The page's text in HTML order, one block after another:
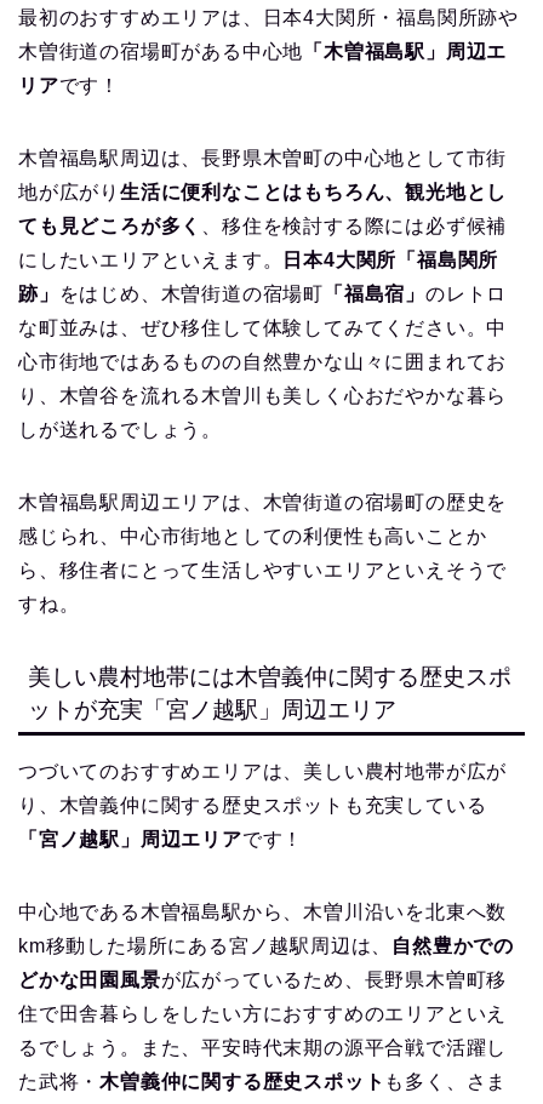
最初のおすすめエリアは、日本4大関所・福島関所跡や
木曽街道の宿場町がある中心地 「木曽福島駅」周辺エ
リアです！
木曽福島駅周辺は、長野県木曽町の中心地として市街
地が広がり 生活に便利なことはもちろん、観光地とし
ても見どころが多く
、移住を検討する際には必ず候補
にしたいエリアといえます。
日本4大関所「福島関所
跡」
をはじめ、木曽街道の宿場町 「福島宿」のレトロ
な町並みは、ぜひ移住して体験してみてください。中
心市街地ではあるものの自然豊かな山々に囲まれてお
り、木曽谷を流れる木曽川も美しく心おだやかな暮ら
しが送れるでしょう。
木曽福島駅周辺エリアは、木曽街道の宿場町の歴史を
感じられ、中心市街地としての利便性も高いことか
ら、移住者にとって生活しやすいエリアといえそうで
すね。
美しい農村地帯には木曽義仲に関する歴史スポ
ットが充実「宮ノ越駅」周辺エリア
つづいてのおすすめエリアは、美しい農村地帯が広が
り、木曽義仲に関する歴史スポットも充実している
「宮ノ越駅」周辺エリアです！
中心地である木曽福島駅から、木曽川沿いを北東へ数
km移動した場所にある宮ノ越駅周辺は、
自然豊かでの
どかな田園風景が広がっているため、長野県木曽町移
住で田舎暮らしをしたい方におすすめのエリアといえ
るでしょう。また、平安時代末期の源平合戦で活躍し
た武将・木曽義仲に関する歴史スポット も多く、さま